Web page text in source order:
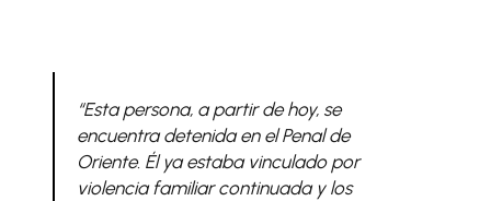
“Esta persona, a partir de hoy, se
encuentra detenida en el Penal de
Oriente. Él ya estaba vinculado por
violencia familiar continuada y los